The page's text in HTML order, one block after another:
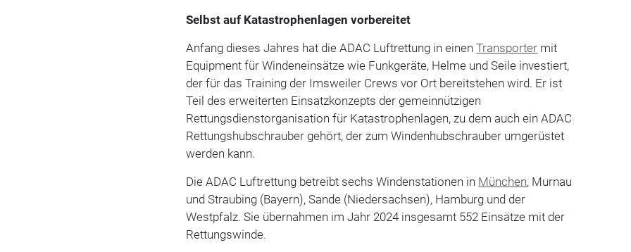
Selbst auf Katastrophenlagen vorbereitet
Anfang dieses Jahres hat die ADAC Luftrettung in einenTransporter mit
Equipment für Windeneinsätze wie Funkgeräte, Helme und Seile investiert,
der für das Training der Imsweiler Crews vor Ort bereitstehen wird. Er ist
Teil des erweiterten Einsatzkonzepts der gemeinnützigen
Rettungsdienstorganisation für Katastrophenlagen, zu dem auch ein ADAC
Rettungshubschrauber gehört, der zum Windenhubschrauber umgerüstet
werden kann.
Die ADAC Luftrettung betreibt sechs Windenstationen in München, Murnau
und Straubing (Bayern), Sande (Niedersachsen), Hamburg und der
Westpfalz. Sie übernahmen im Jahr 2024 insgesamt 552 Einsätze mit der
Rettungswinde.